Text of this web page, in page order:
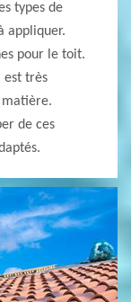
types de
appliquer.
pour le toit.
est très
de ces